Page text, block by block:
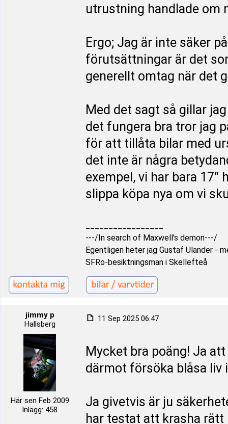
utrustning handlade om
Ergo; Jag är inte säker
förutsättningar är det
generellt omtag när det
Med det sagt så gillar
det fungera bra tror jag
för att tillåta bilar med
det inte är några
exempel, vi har bara 17"
slippa köpa nya om vi
---/In search of Maxwell's demon---/
Egentligen heter jag Gustaf Ulander -
SFRo-besiktningsman i Skellefteå
jimmy p
Hallsberg
Här sen Feb 2009
Inlägg: 458
11 Sep 2025 06:47
Mycket bra poäng! Ja
därmot försöka blåsa liv
Ja givetvis är ju
har testat att krasha rätt